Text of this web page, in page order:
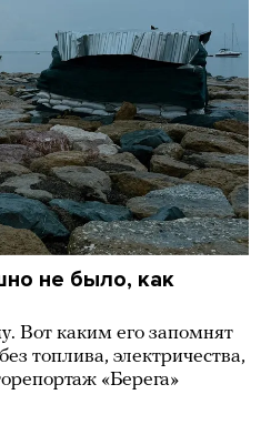
не было, как
Вот каким его запомнят
топлива, электричества,
«Берега»